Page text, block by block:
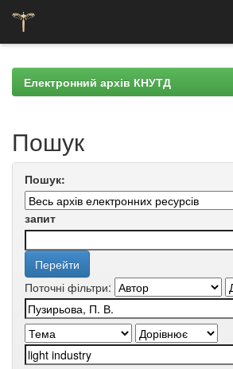
navigationЕлектронний архів КНУТД
Пошук
Пошук:
запит
Поточні фільтри: